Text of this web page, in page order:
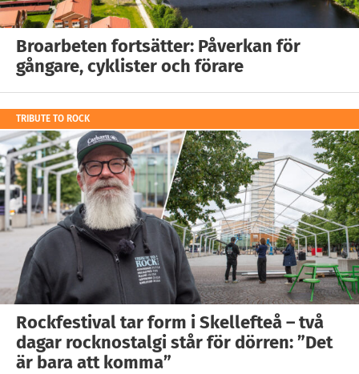
Broarbeten fortsätter: Påverkan för
gångare, cyklister och förare
TRIBUTE TO ROCK
Rockfestival tar form i Skellefteå – två
dagar rocknostalgi står för dörren: ”Det
är bara att komma”